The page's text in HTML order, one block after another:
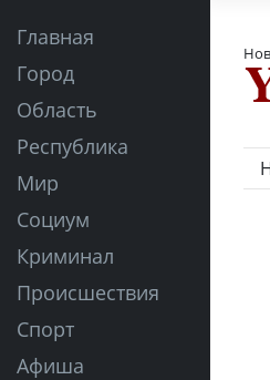
Главная
Город
Область
Республика
Мир
Социум
Криминал
Происшествия
Спорт
Афиша